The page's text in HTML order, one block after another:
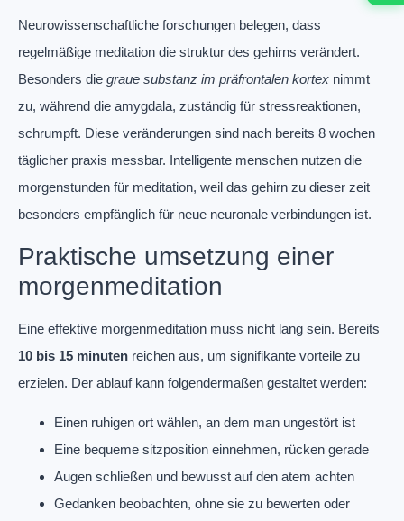
Neurowissenschaftliche forschungen belegen, dass
regelmäßige meditation die struktur des gehirns verändert.
Besonders die graue substanz im präfrontalen kortex nimmt
zu, während die amygdala, zuständig für stressreaktionen,
schrumpft. Diese veränderungen sind nach bereits 8 wochen
täglicher praxis messbar. Intelligente menschen nutzen die
morgenstunden für meditation, weil das gehirn zu dieser zeit
besonders empfänglich für neue neuronale verbindungen ist.
Praktische umsetzung einer
morgenmeditation
Eine effektive morgenmeditation muss nicht lang sein. Bereits
10 bis 15 minuten reichen aus, um signifikante vorteile zu
erzielen. Der ablauf kann folgendermaßen gestaltet werden:
Einen ruhigen ort wählen, an dem man ungestört ist
Eine bequeme sitzposition einnehmen, rücken gerade
Augen schließen und bewusst auf den atem achten
Gedanken beobachten, ohne sie zu bewerten oder